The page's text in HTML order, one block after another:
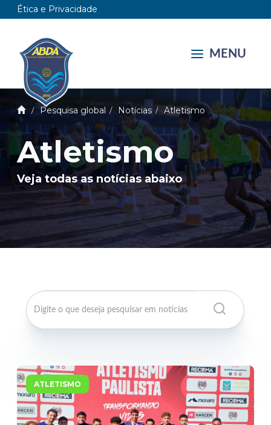
Ética e Privacidade
MENU
Pesquisa global Notícias Atletismo
Atletismo
Veja todas as notícias abaixo
ATLETISMO